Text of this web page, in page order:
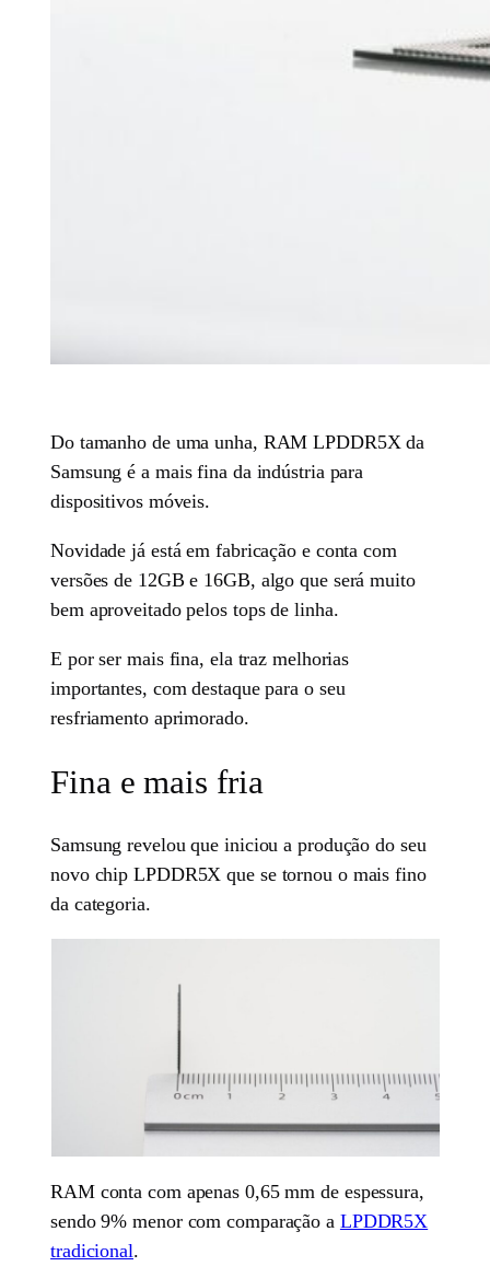
Do tamanho de uma unha, RAM LPDDR5X da
Samsung é a mais fina da indústria para
dispositivos móveis.
Novidade já está em fabricação e conta com
versões de 12GB e 16GB, algo que será muito
bem aproveitado pelos tops de linha.
E por ser mais fina, ela traz melhorias
importantes, com destaque para o seu
resfriamento aprimorado.
Fina e mais fria
Samsung revelou que iniciou a produção do seu
novo chip LPDDR5X que se tornou o mais fino
da categoria.
RAM conta com apenas 0,65 mm de espessura,
sendo 9% menor com comparação a LPDDR5X
tradicional.